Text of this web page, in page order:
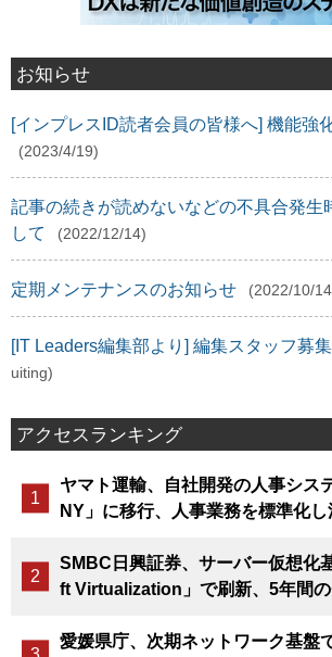
お知らせ
[インプレスID読者会員の皆様へ] 機能強
(2023/4/19)
記事の続きが読めないなどの不具合発生
して
(2022/12/14)
定期メンテナンスのお知らせ (2022/10/
[IT Leaders編集部より] 編集スタッフ募
uiting)
アクセスランキング
ヤマト運輸、自社開発の人事シス
NY」に移行、人事業務を標準化
SMBC日興証券、サーバー仮想化
ft Virtualization」で刷新、5年間
愛媛県庁、次期ネットワーク基盤